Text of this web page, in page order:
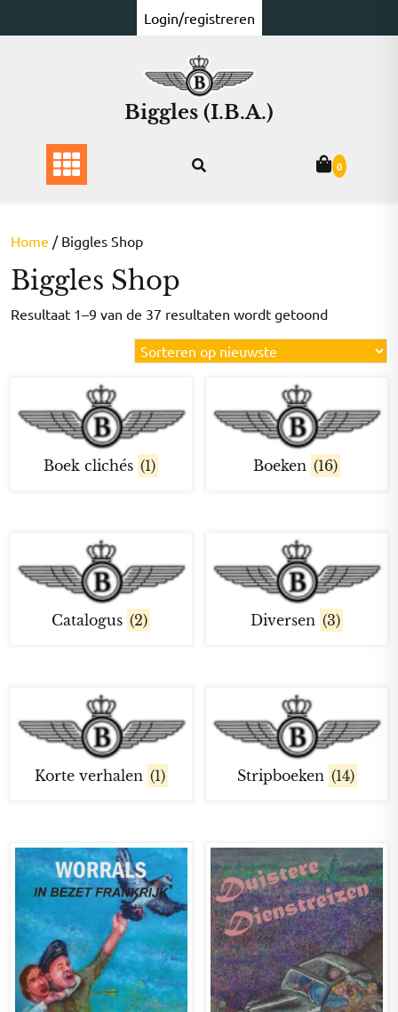
naar
Login/registreren
Biggles (I.B.A.)
0
Home / Biggles Shop
Biggles Shop
Resultaat 1–9 van de 37 resultaten wordt getoondGesorteerd
op
nieuwste
Boek clichés (1) Boeken (16)
Catalogus (2) Diversen (3)
Korte verhalen (1) Stripboeken (14)